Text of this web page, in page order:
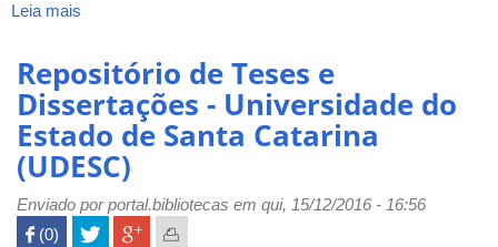
Leia mais
de
Teses
e
Dissertações
-
Universidade
do
Estado
Repositório de Teses e
Dissertações - Universidade do
Estado de Santa Catarina
(UDESC)
Enviado porportal.bibliotecas em qui, 15/12/2016 - 16:56
 (0)